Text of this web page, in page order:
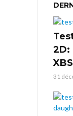
2D:
31